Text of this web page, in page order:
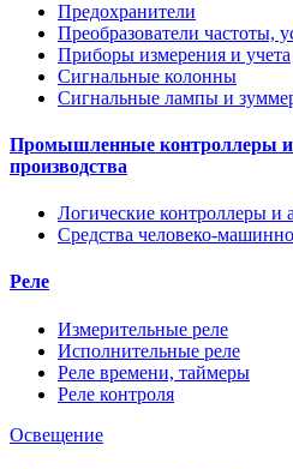
Предохранители
Преобразователи частоты,
Приборы измерения и учета
Сигнальные колонны
Сигнальные лампы и
Промышленные контроллеры и
производства
Логические контроллеры и
Средства человеко-
Реле
Измерительные реле
Исполнительные реле
Реле времени, таймеры
Реле контроля
Освещение